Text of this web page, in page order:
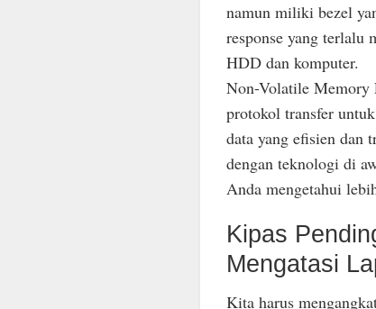
namun miliki bezel
response yang terlalu
HDD dan komputer.
Non-Volatile Memory
protokol transfer
data yang efisien dan
dengan teknologi di
Anda mengetahui
Kipas
Mengatasi
Kita harus